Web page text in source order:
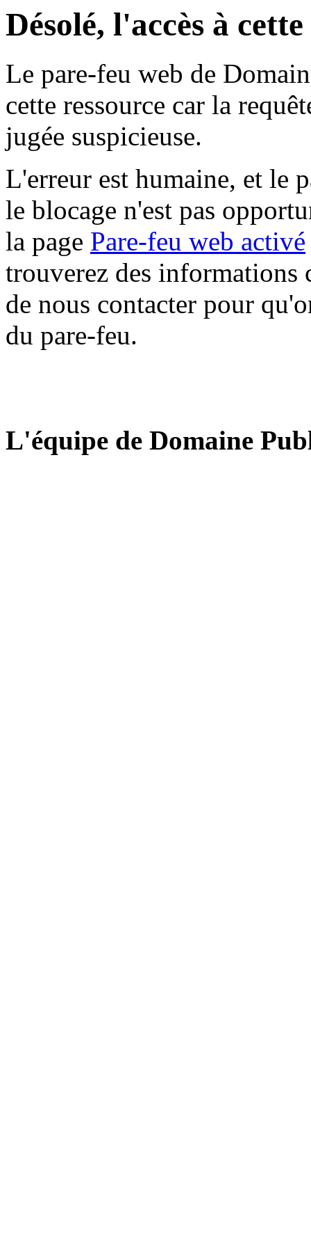
Désolé, l'accès à
Le pare-feu web de
cette ressource car la
jugée suspicieuse.
L'erreur est humaine, et le
le blocage n'est pas
la page Pare-feu web activé
trouverez des informations
de nous contacter pour
du pare-feu.
L'équipe de Domaine